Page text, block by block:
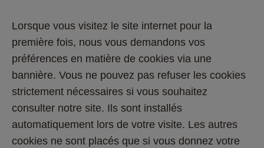
Lorsque vous visitez le site internet pour la
première fois, nous vous demandons vos
préférences en matière de cookies via une
bannière. Vous ne pouvez pas refuser les cookies
strictement nécessaires si vous souhaitez
consulter notre site. Ils sont installés
automatiquement lors de votre visite. Les autres
cookies ne sont placés que si vous donnez votre